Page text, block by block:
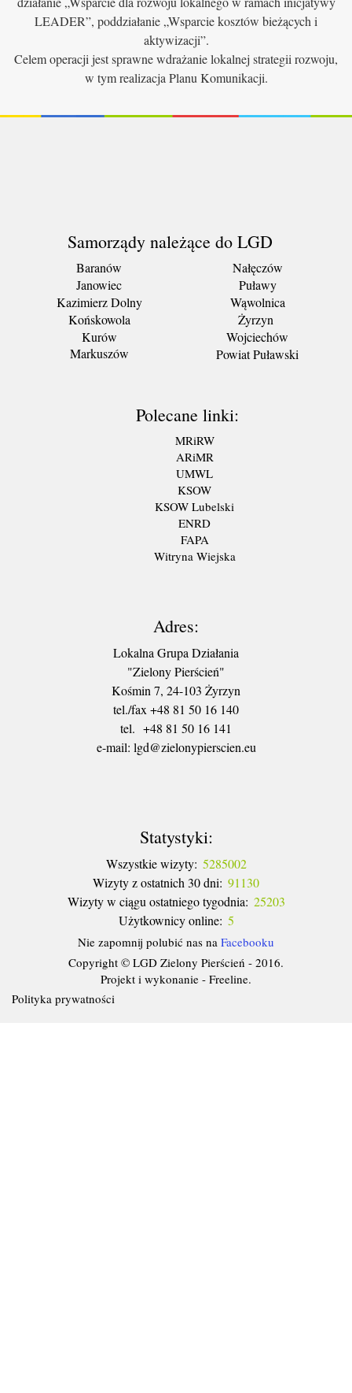
LEADER”, poddziałanie „Wsparcie kosztów bieżących i
aktywizacji”.
Celem operacji jest sprawne wdrażanie lokalnej strategii rozwoju,
w tym realizacja Planu Komunikacji.
Samorządy należące do LGD
Baranów
Janowiec
Kazimierz Dolny
Końskowola
Kurów
Markuszów
Nałęczów
Puławy
Wąwolnica
Żyrzyn
Wojciechów
Powiat Puławski
Polecane linki:
MRiRW
ARiMR
UMWL
KSOW
KSOW Lubelski
ENRD
FAPA
Witryna Wiejska
Adres:
Lokalna Grupa Działania
"Zielony Pierścień"
Kośmin 7, 24-103 Żyrzyn
tel./fax +48 81 50 16 140
tel. +48 81 50 16 141
​e-mail: lgd@zielonypierscien.eu
Statystyki:
Wszystkie wizyty: 5285002
Wizyty z ostatnich 30 dni: 91130
Wizyty w ciągu ostatniego tygodnia: 25203
Użytkownicy online: 5
Nie zapomnij polubić nas na Facebooku
Copyright © LGD Zielony Pierścień - 2016.
Projekt i wykonanie - Freeline.
Polityka prywatności